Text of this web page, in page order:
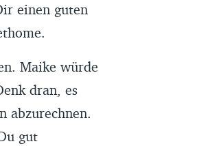
einen guten
Maike würde
dran, es
abzurechnen.
gut